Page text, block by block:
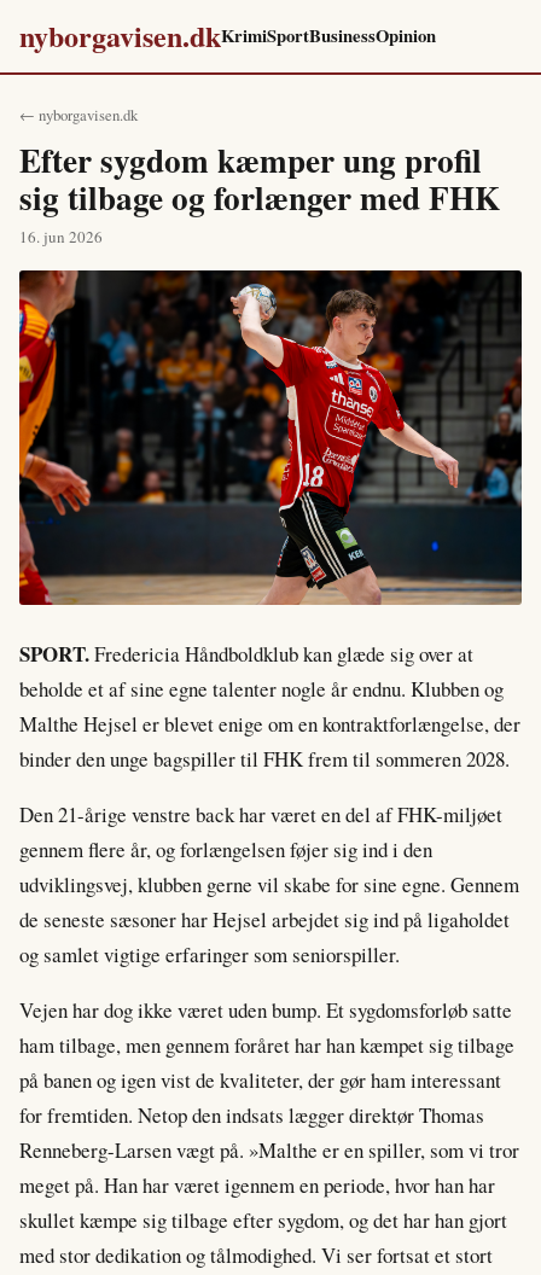
nyborgavisen.dkKrimiSportBusinessOpinion
← nyborgavisen.dk
Efter sygdom kæmper ung profil
sig tilbage og forlænger med FHK
16. jun 2026
SPORT.Fredericia Håndboldklub kan glæde sig over at
beholde et af sine egne talenter nogle år endnu. Klubben og
Malthe Hejsel er blevet enige om en kontraktforlængelse, der
binder den unge bagspiller til FHK frem til sommeren 2028.
Den 21-årige venstre back har været en del af FHK-miljøet
gennem flere år, og forlængelsen føjer sig ind i den
udviklingsvej, klubben gerne vil skabe for sine egne. Gennem
de seneste sæsoner har Hejsel arbejdet sig ind på ligaholdet
og samlet vigtige erfaringer som seniorspiller.
Vejen har dog ikke været uden bump. Et sygdomsforløb satte
ham tilbage, men gennem foråret har han kæmpet sig tilbage
på banen og igen vist de kvaliteter, der gør ham interessant
for fremtiden. Netop den indsats lægger direktør Thomas
Renneberg-Larsen vægt på. »Malthe er en spiller, som vi tror
meget på. Han har været igennem en periode, hvor han har
skullet kæmpe sig tilbage efter sygdom, og det har han gjort
med stor dedikation og tålmodighed. Vi ser fortsat et stort